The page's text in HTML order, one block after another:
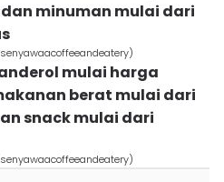
minuman mulai dari
mulai harga
berat mulai dari
snack mulai dari